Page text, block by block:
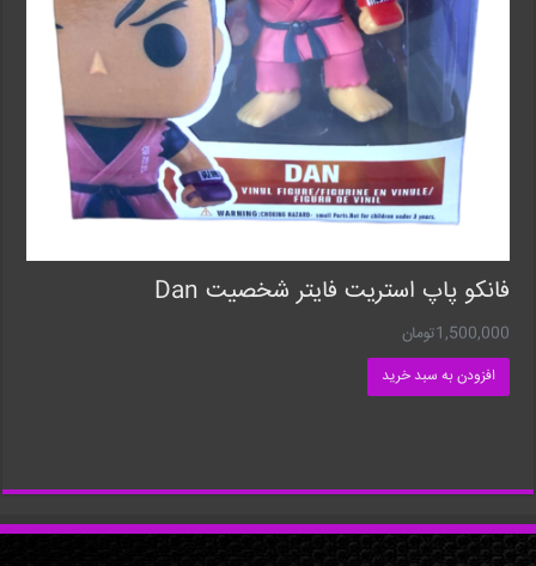
فانکو پاپ استریت فایتر شخصیت Dan
1,500,000تومان
افزودن به سبد خرید